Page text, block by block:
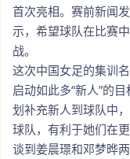
首次亮相。赛前新闻
示，希望球队在比赛
战。
这次中国女足的集训
启动如此多“新人”的
划补充新人到球队中
球队，有利于她们在
谈到姜晨璟和邓梦晔